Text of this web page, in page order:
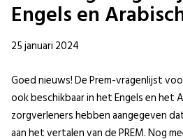
Engels en
25 januari 2024
Goed nieuws! De Prem-vragenlijst
ook beschikbaar in het Engels en het
zorgverleners hebben aangegeven
aan het vertalen van de PREM. Nog